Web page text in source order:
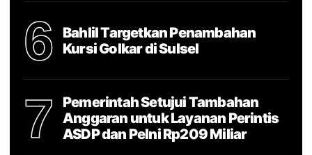
6
Bahlil Targetkan Penambahan
Kursi Golkar di Sulsel
7
Pemerintah Setujui Tambahan
Anggaran untuk Layanan Perintis
ASDP dan Pelni Rp209 Miliar